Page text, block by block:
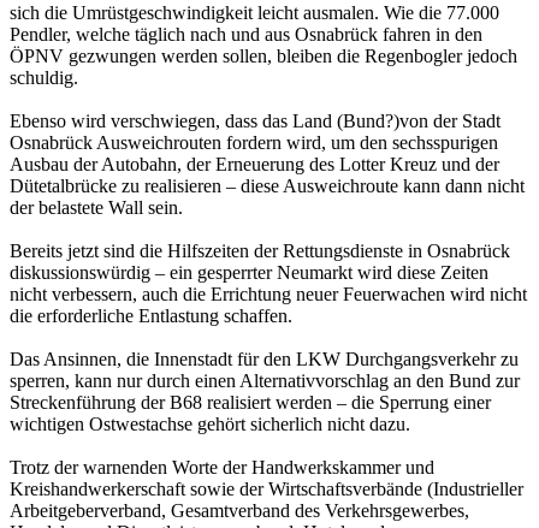
sich die Umrüstgeschwindigkeit leicht ausmalen. Wie die 77.000
Pendler, welche täglich nach und aus Osnabrück fahren in den
ÖPNV gezwungen werden sollen, bleiben die Regenbogler jedoch
schuldig.
Ebenso wird verschwiegen, dass das Land (Bund?)von der Stadt
Osnabrück Ausweichrouten fordern wird, um den sechsspurigen
Ausbau der Autobahn, der Erneuerung des Lotter Kreuz und der
Dütetalbrücke zu realisieren – diese Ausweichroute kann dann nicht
der belastete Wall sein.
Bereits jetzt sind die Hilfszeiten der Rettungsdienste in Osnabrück
diskussionswürdig – ein gesperrterNeumarkt wird diese Zeiten
nicht verbessern, auch die Errichtung neuer Feuerwachen wird nicht
die erforderliche Entlastung schaffen.
Das Ansinnen, die Innenstadt für den LKW Durchgangsverkehr zu
sperren, kann nur durch einen Alternativvorschlag an den Bund zur
Streckenführung der B68 realisiert werden – die Sperrung einer
wichtigen Ostwestachse gehört sicherlich nicht dazu.
Trotz der warnenden Worte der Handwerkskammer und
Kreishandwerkerschaft sowie der Wirtschaftsverbände (Industrieller
Arbeitgeberverband, Gesamtverband des Verkehrsgewerbes,